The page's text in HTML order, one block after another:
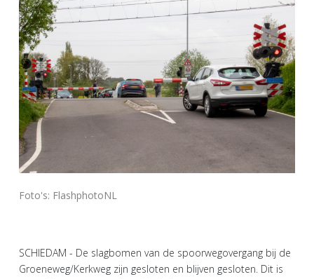
Foto's: FlashphotoNL
SCHIEDAM - De slagbomen van de spoorwegovergang bij de
Groeneweg/Kerkweg zijn gesloten en blijven gesloten. Dit is